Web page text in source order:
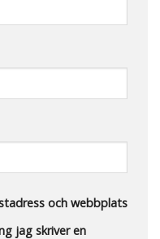
och webbplats
jag skriver en